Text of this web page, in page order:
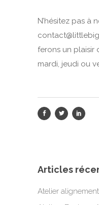
N’hésitez pas à
ferons un plaisir
mardi, jeudi ou
Articles
Atelier alignement